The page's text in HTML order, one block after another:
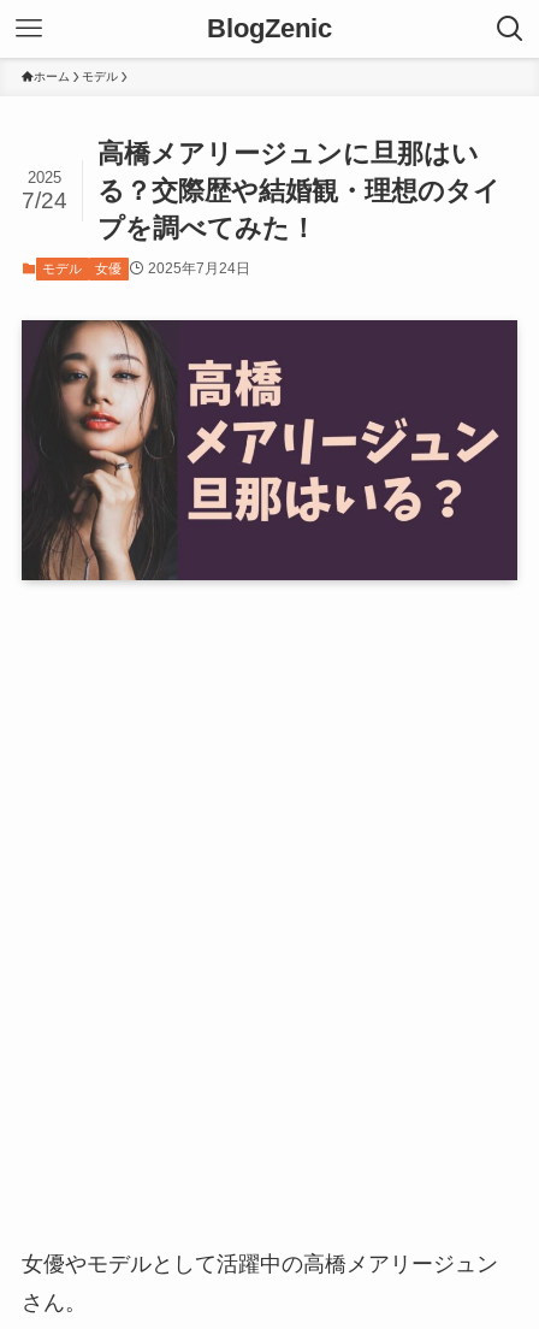
BlogZenic
ホーム モデル
高橋メアリージュンに旦那はい
る？交際歴や結婚観・理想のタイ
プを調べてみた！
2025
7/24
モデル 女優 2025年7月24日
女優やモデルとして活躍中の高橋メアリージュン
さん。